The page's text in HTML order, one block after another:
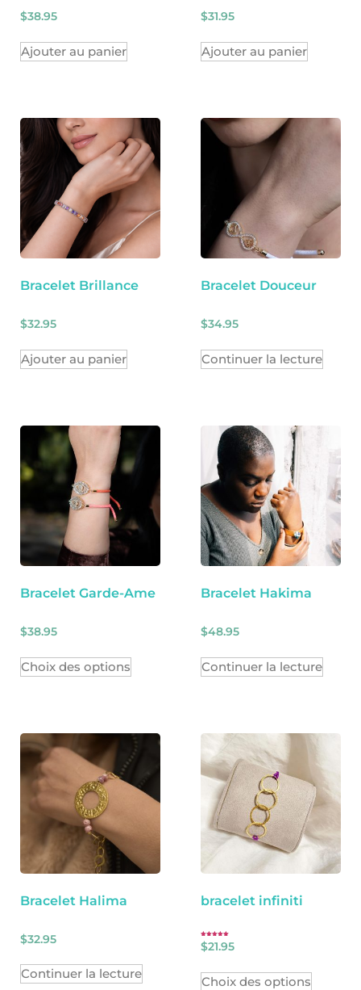
$38.95
Ajouter au panier
$31.95
Ajouter au panier
Bracelet Brillance
$32.95
Ajouter au panier
Bracelet Douceur
$34.95
Continuer la lecture
Bracelet Garde-Ame
$38.95
Choix des options
Bracelet Hakima
$48.95
Continuer la lecture
Bracelet Halima
$32.95
Continuer la lecture
bracelet infiniti
Note
5.00
sur 5
$21.95
Choix des options